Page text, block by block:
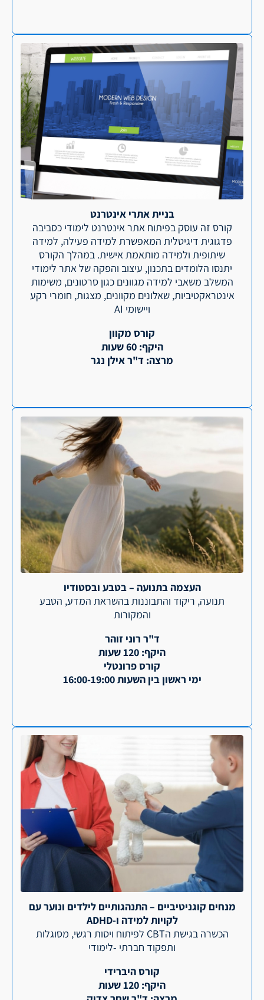
בניית אתרי אינטרנט
קורס זה עוסק בפיתוח אתר אינטרנט לימודי כסביבה
פדגוגית דיגיטלית המאפשרת למידה פעילה, למידה
שיתופית ולמידה מותאמת אישית. במהלך הקורס
יתנסו הלומדים בתכנון, עיצוב והפקה של אתר לימודי
המשלב משאבי למידה מגוונים כגון סרטונים, משימות
אינטראקטיביות, שאלונים מקוונים, מצגות, חומרי רקע
ויישומי AI
קורס מקוון
היקף: 60 שעות
מרצה: ד"ר אילן נגר
העצמה בתנועה – בטבע ובסטודיו
תנועה, ריקוד והתבוננות בהשראת המדע, הטבע
והמקורות
ד"ר רוני זוהר
היקף: 120 שעות
קורס פרונטלי
ימי ראשון בין השעות 16:00-19:00
מנחים קוגניטיביים – התנהגותיים לילדים ונוער עם
לקויות למידה ו-ADHD
הכשרה בגישת הCBT לפיתוח ויסות רגשי, מסוגלות
ותפקוד חברתי -לימודי
קורס היברידי
היקף: 120 שעות